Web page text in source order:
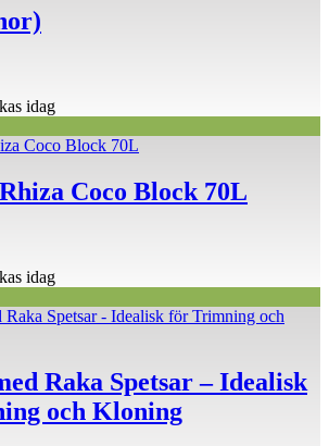
idag
Coco Block 70L
idag
Raka Spetsar – Idealisk
och Kloning